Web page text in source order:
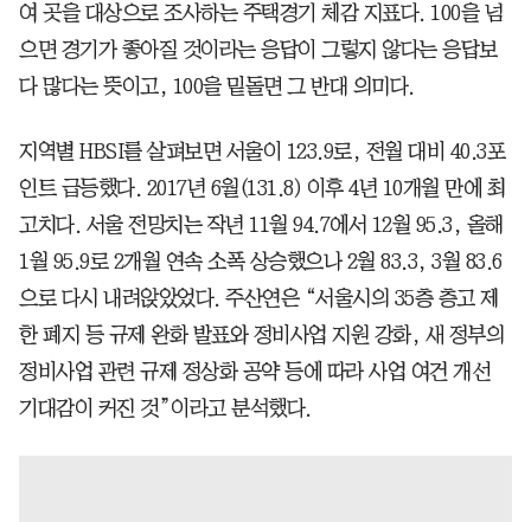
여 곳을 대상으로 조사하는 주택경기 체감 지표다. 100을 넘
으면 경기가 좋아질 것이라는 응답이 그렇지 않다는 응답보
다 많다는 뜻이고, 100을 밑돌면 그 반대 의미다.
지역별 HBSI를 살펴보면 서울이 123.9로, 전월 대비 40.3포
인트 급등했다. 2017년 6월(131.8) 이후 4년 10개월 만에 최
고치다. 서울 전망치는 작년 11월 94.7에서 12월 95.3, 올해
1월 95.9로 2개월 연속 소폭 상승했으나 2월 83.3, 3월 83.6
으로 다시 내려앉았었다. 주산연은 “서울시의 35층 층고 제
한 폐지 등 규제 완화 발표와 정비사업 지원 강화, 새 정부의
정비사업 관련 규제 정상화 공약 등에 따라 사업 여건 개선
기대감이 커진 것”이라고 분석했다.